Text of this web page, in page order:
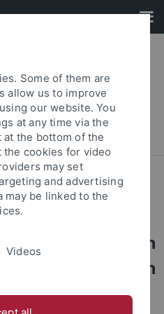
für Ethik in den
dem Weg zu einer Nachhaltigen
Nachhaltigen
Some of them are
allow us to improve
our website. You
at any time via the
at the bottom of the
the cookies for video
may set
and advertising
may be linked to the
Videos